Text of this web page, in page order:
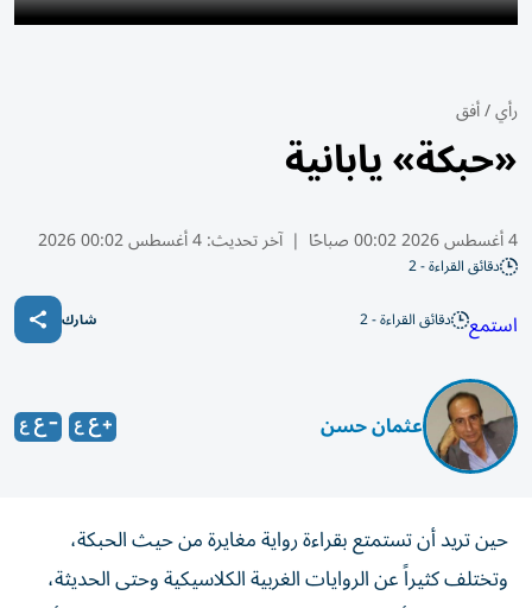
رأي/أفق
«حبكة» يابانية
4 أغسطس 2026 00:02 صباحًا | آخر تحديث:4 أغسطس 00:02 2026
دقائق القراءة - 2
استمع دقائق القراءة - 2 شارك
عثمان حسن
حين تريد أن تستمتع بقراءة رواية مغايرة من حيث الحبكة،
وتختلف كثيراً عن الروايات الغربية الكلاسيكية وحتى الحديثة،